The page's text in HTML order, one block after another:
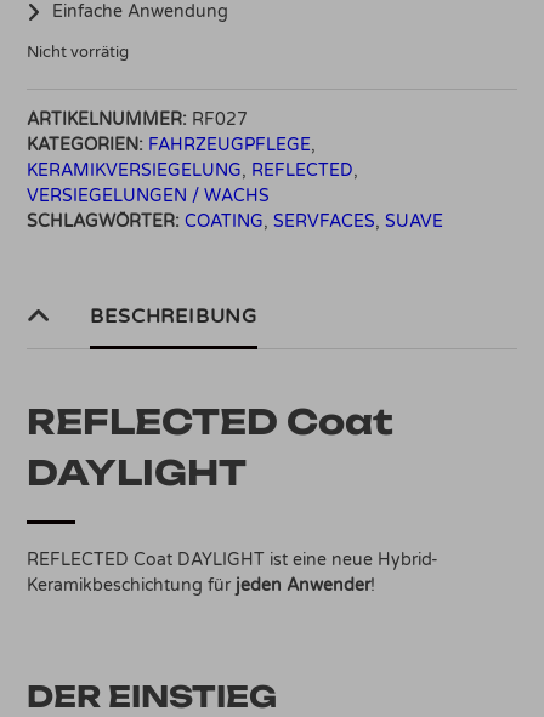
Einfache Anwendung
Nicht vorrätig
ARTIKELNUMMER: RF027
KATEGORIEN: FAHRZEUGPFLEGE,
KERAMIKVERSIEGELUNG, REFLECTED,
VERSIEGELUNGEN / WACHS
SCHLAGWÖRTER: COATING,SERVFACES,SUAVE
BESCHREIBUNG
REFLECTED Coat
DAYLIGHT
REFLECTED Coat DAYLIGHT ist eine neue Hybrid-
Keramikbeschichtung für jeden Anwender!
DER EINSTIEG